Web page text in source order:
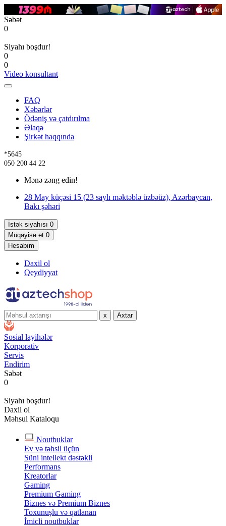
Səbət
0
Siyahı boşdur!
0
0
Video konsultant
FAQ
Xəbərlər
Ödəniş və çatdırılma
Əlaqə
Şirkət haqqında
*5645
050 200 44 22
Mənə zəng edin!
28 May küçəsi 15 (23 saylı məktəblə üzbəüz), Azərbaycan,
Bakı şəhəri
İstək siyahısı 0
Müqayisə et 0
Hesabım
Daxil ol
Qeydiyyat
x Axtar
Sosial layihələr
Korporativ
Servis
Endirim
Səbət
0
Siyahı boşdur!
Daxil ol
Məhsul Kataloqu
Noutbuklar
Ev və təhsil üçün
Süni intellekt dəstəkli
Performans
Kreatorlar
Gaming
Premium Gaming
Biznes və Premium Biznes
Toxunuşlu və qatlanan
İmicli noutbuklar